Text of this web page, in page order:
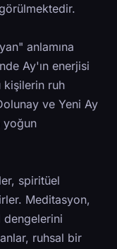
anlamına
Ay'ın enerjisi
kişilerin ruh
ve Yeni Ay
yoğun
spiritüel
Meditasyon,
ruhsal bir